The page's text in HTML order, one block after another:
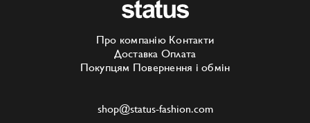
Про компанію Контакти
Доставка Оплата
Покупцям Повернення і обмін
shop@status-fashion.com